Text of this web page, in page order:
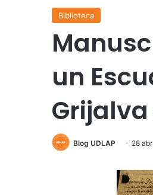
Biblioteca
un
Grijalva
Blog UDLAP 28